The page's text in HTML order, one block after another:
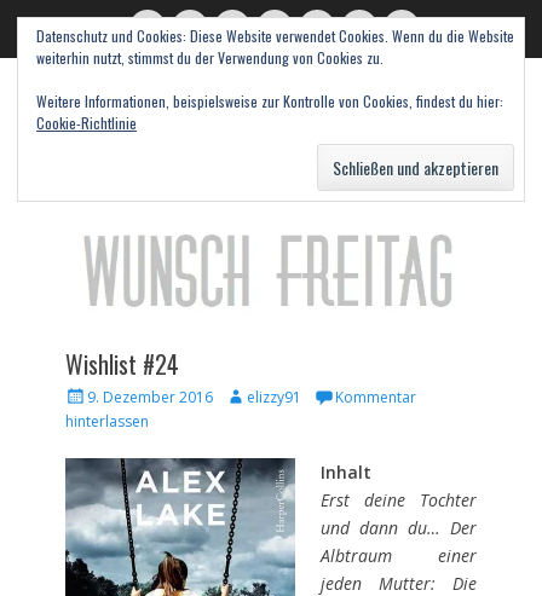
TwitterE-
Mail
Feed WordPress
PinterestInstagramWebseite
read books and fall in love
Wishlist #24
Veröffentlicht
am
9. Dezember 2016 Autorelizzy91
Kommentar
hinterlassen
Inhalt
Erst deine Tochter
und dann du… Der
Albtraum einer
jeden Mutter: Die
Datenschutz und Cookies: Diese Website verwendet Cookies. Wenn du die Website
weiterhin nutzt, stimmst du der Verwendung von Cookies zu.
Weitere Informationen, beispielsweise zur Kontrolle von Cookies, findest du hier:
Cookie-Richtlinie